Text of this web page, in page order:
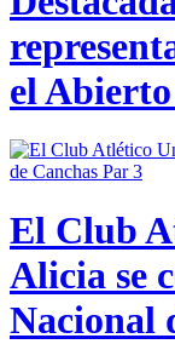
el
El Club
Alicia se
Nacional